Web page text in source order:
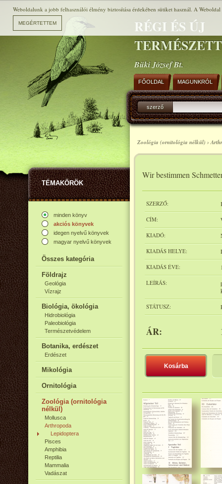
RÉGI ÉS ÚJ
Büki József Bt.
TÉMAKÖRÖK
minden könyv
akciós könyvek
idegen nyelvű könyvek
magyar nyelvű könyvek
Összes kategória
Földrajz
Geológia
Vízrajz
Biológia, ökológia
Hidrobiológia
Paleobiológia
Természetvédelem
Botanika, erdészet
Erdészet
Mikológia
Ornitológia
Zoológia (ornitológia
nélkül)
Mollusca
Arthropoda
Lepidoptera
Pisces
Amphibia
Reptilia
Mammalia
Vadászat
FŐOLDAL MAGUNKRÓL
szerző
Zoológia (ornitológia nélkül) ›
Wir bestimmen
SZERZŐ:
CÍM:
KIADÓ:
KIADÁS HELYE:
KIADÁS ÉVE:
LEÍRÁS:
STÁTUSZ:
ÁR:
Kosárba
Weboldalunk a jobb felhasználói élmény biztosítása érdekében sütiket használ. A